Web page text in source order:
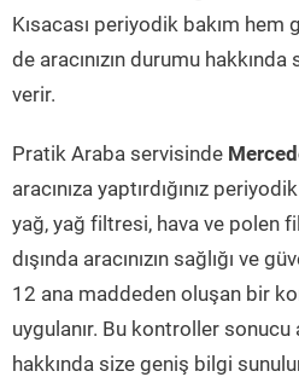
Kısacası periyodik bakım
de aracınızın durumu
verir.
Pratik Araba servisinde
aracınıza yaptırdığınız
yağ, yağ filtresi, hava ve polen
dışında aracınızın sağlığı ve
12 ana maddeden oluşan bir
uygulanır. Bu kontroller sonucu
hakkında size geniş bilgi